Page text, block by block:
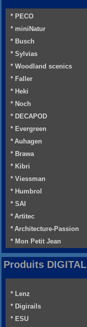
* PECO
* miniNatur
* Busch
* Sylvias
* Woodland scenics
* Faller
* Heki
* Noch
* DECAPOD
* Evergreen
* Auhagen
* Brawa
* Kibri
* Viessman
* Humbrol
* SAI
* Artitec
* Architecture-Passion
* Mon Petit Jean
Produits DIGITAL
* Lenz
* Digirails
* ESU